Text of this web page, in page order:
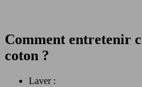
Comment entretenir
coton ?
Laver :